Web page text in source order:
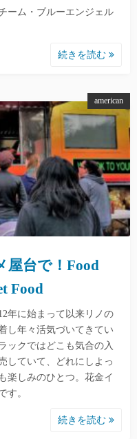
ーム・ブルーエンジェル
続きを読む
american
屋台で！Food
Food
年に始まって以来リノの
し年々活気づいてきてい
ックではどこも気合の入
していて、どれにしよっ
楽しみのひとつ。花金イ
す。
続きを読む